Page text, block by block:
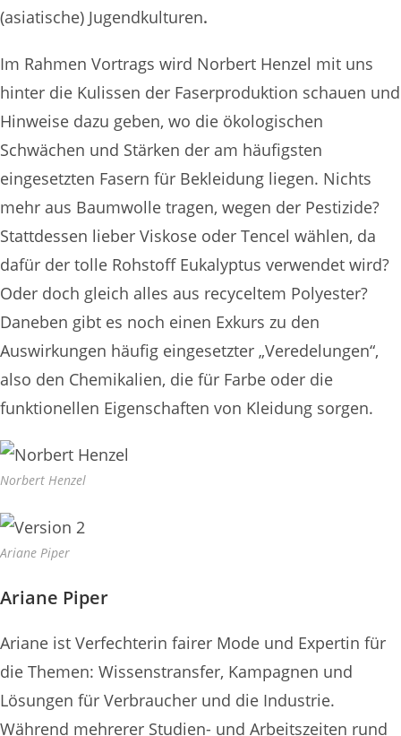
(asiatische) Jugendkulturen.
Im Rahmen Vortrags wird Norbert Henzel mit uns
hinter die Kulissen der Faserproduktion schauen und
Hinweise dazu geben, wo die ökologischen
Schwächen und Stärken der am häufigsten
eingesetzten Fasern für Bekleidung liegen. Nichts
mehr aus Baumwolle tragen, wegen der Pestizide?
Stattdessen lieber Viskose oder Tencel wählen, da
dafür der tolle Rohstoff Eukalyptus verwendet wird?
Oder doch gleich alles aus recyceltem Polyester?
Daneben gibt es noch einen Exkurs zu den
Auswirkungen häufig eingesetzter „Veredelungen“,
also den Chemikalien, die für Farbe oder die
funktionellen Eigenschaften von Kleidung sorgen.
Norbert Henzel
Ariane Piper
Ariane Piper
Ariane ist Verfechterin fairer Mode und Expertin für
die Themen: Wissenstransfer, Kampagnen und
Lösungen für Verbraucher und die Industrie.
Während mehrerer Studien- und Arbeitszeiten rund